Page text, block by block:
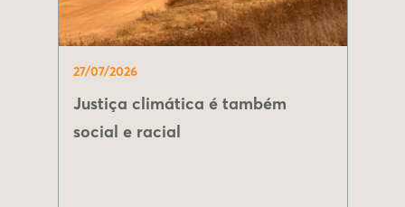
27/07/2026
Justiça climática é também
social e racial